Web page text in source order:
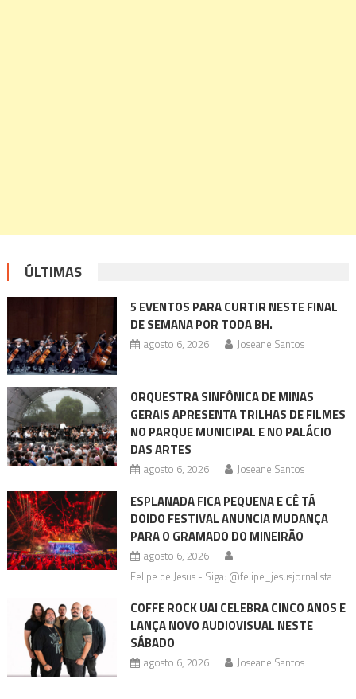
ÚLTIMAS
5 EVENTOS PARA CURTIR NESTE FINAL
DE SEMANA POR TODA BH.
agosto 6, 2026 Joseane Santos
ORQUESTRA SINFÔNICA DE MINAS
GERAIS APRESENTA TRILHAS DE FILMES
NO PARQUE MUNICIPAL E NO PALÁCIO
DAS ARTES
agosto 6, 2026 Joseane Santos
ESPLANADA FICA PEQUENA E CÊ TÁ
DOIDO FESTIVAL ANUNCIA MUDANÇA
PARA O GRAMADO DO MINEIRÃO
agosto 6, 2026
Felipe de Jesus - Siga: @felipe_jesusjornalista
COFFE ROCK UAI CELEBRA CINCO ANOS E
LANÇA NOVO AUDIOVISUAL NESTE
SÁBADO
agosto 6, 2026 Joseane Santos